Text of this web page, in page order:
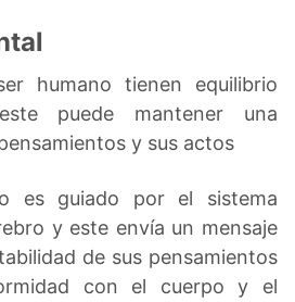
humano tienen equilibrio
puede mantener una
y sus actos
es guiado por el sistema
y este envía un mensaje
de sus pensamientos
con el cuerpo y el